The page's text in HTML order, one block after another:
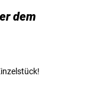
mit dem Portrait des
dem